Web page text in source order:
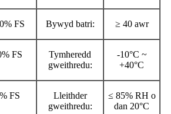
FS Bywyd batri: ≥ 40 awr
FS
Tymheredd
gweithredu:
-10°C ~
+40°C
FS
Lleithder
gweithredu:
≤ 85% RH o
dan 20°C